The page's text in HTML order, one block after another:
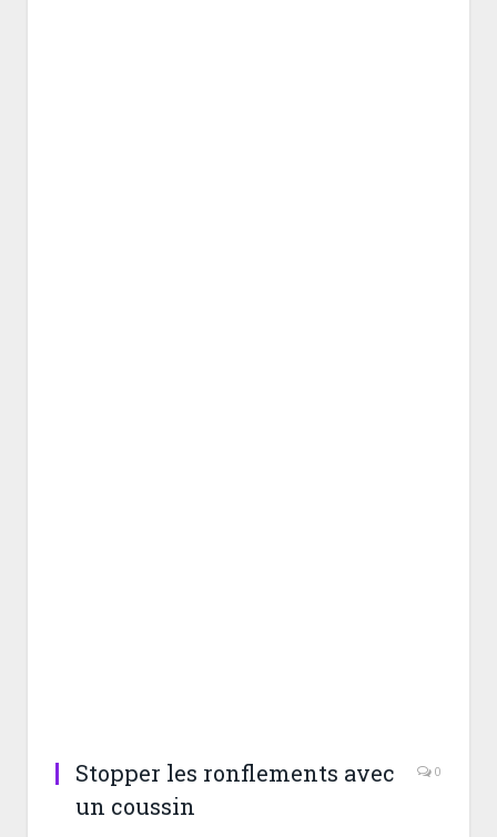
Stopper les ronflements avec
un coussin
0